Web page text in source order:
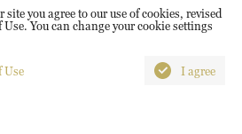
号
you agree to our use of cookies, revised
You can change your cookie settings
Use I agree